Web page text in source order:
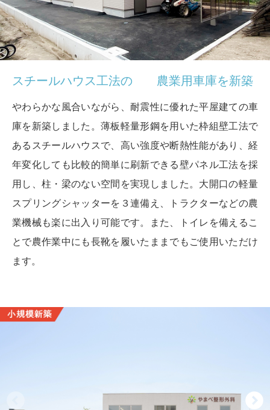
スチールハウス工法の 農業用車庫を新築
やわらかな風合いながら、耐震性に優れた平屋建ての車
庫を新築しました。薄板軽量形鋼を用いた枠組壁工法で
あるスチールハウスで、高い強度や断熱性能があり、経
年変化しても比較的簡単に刷新できる壁パネル工法を採
用し、柱・梁のない空間を実現しました。大開口の軽量
スプリングシャッターを３連備え、トラクターなどの農
業機械も楽に出入り可能です。また、トイレを備えるこ
とで農作業中にも長靴を履いたままでもご使用いただけ
ます。